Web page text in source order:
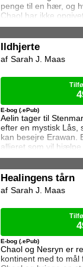
penge til en hær, og
Chaol har ikke
Dorian. Det bliver
ønskedrøm, for
opgivet kampen.
samvittighedskvaler
Ildhjerte
Aelin tager til
efter en mystisk Lås,
kan besejre Erawan.
allieret som vil
for hvilken pris?
Dorian ikke glemme
Rifthold.
E-bog (.ePub)
Sarah J. Maas
Healingens tårn
Chaol og Nesryn er
kontinent med to mål
E-bog (.ePub)
Sarah J. Maas